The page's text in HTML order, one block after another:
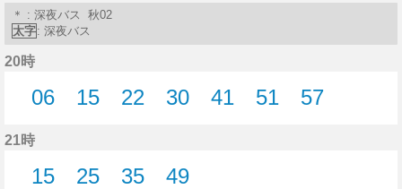
＊ : 深夜バス 秋02
太字: 深夜バス
20時
06
15
22
30
41
51
57
21時
15
25
35
49